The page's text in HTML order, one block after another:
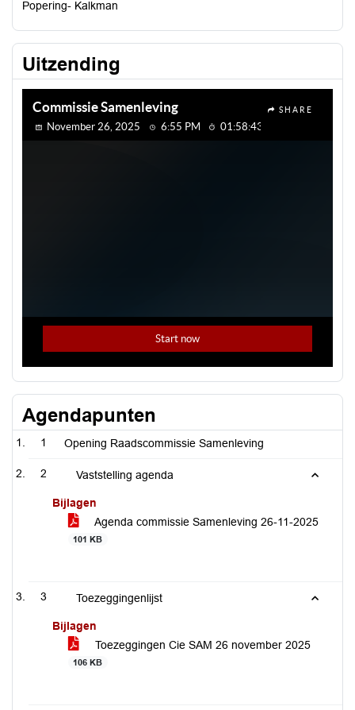
Popering- Kalkman
Uitzending
Agendapunten
1 Opening Raadscommissie Samenleving
2 Vaststelling agenda
Bijlagen
Agenda commissie Samenleving 26-11-2025
101 KB
3 Toezeggingenlijst
Bijlagen
Toezeggingen Cie SAM 26 november 2025
106 KB